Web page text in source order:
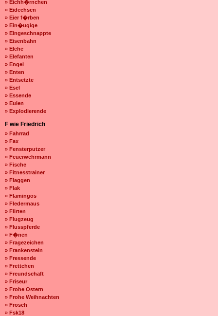
» Eichh�rnchen
» Eidechsen
» Eier f�rben
» Ein�ugige
» Eingeschnappte
» Eisenbahn
» Elche
» Elefanten
» Engel
» Enten
» Entsetzte
» Esel
» Essende
» Eulen
» Explodierende
F wie Friedrich
» Fahrrad
» Fax
» Fensterputzer
» Feuerwehrmann
» Fische
» Fitnesstrainer
» Flaggen
» Flak
» Flamingos
» Fledermaus
» Flirten
» Flugzeug
» Flusspferde
» F�nen
» Fragezeichen
» Frankenstein
» Fressende
» Frettchen
» Freundschaft
» Friseur
» Frohe Ostern
» Frohe Weihnachten
» Frosch
» Fsk18